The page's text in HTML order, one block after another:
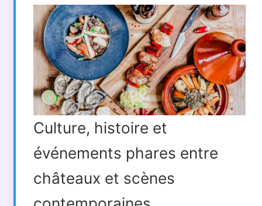
Culture, histoire et
événements phares entre
châteaux et scènes